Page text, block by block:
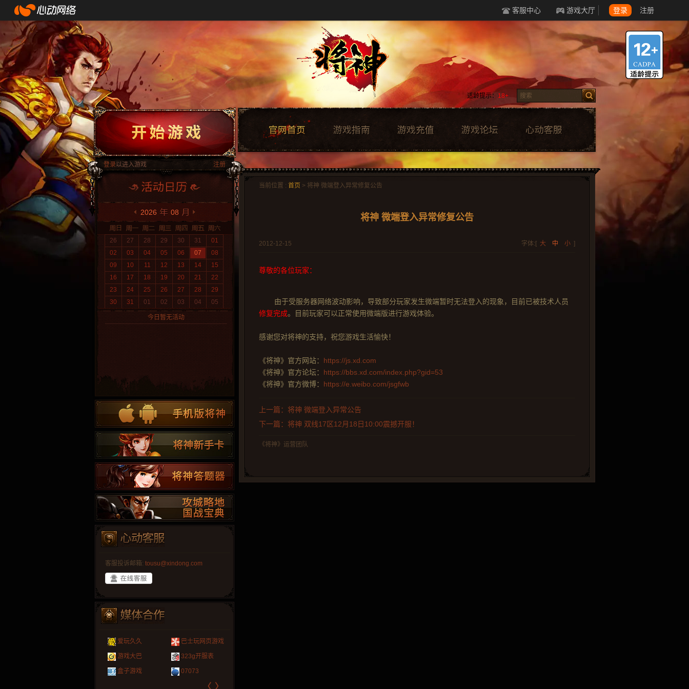
客服中心 游戏大厅 登录 注册
适龄提示： 18+
登录以进入游戏 注册
2026 08
26 27 28 29 30 31
01
02
03 04 05 06 07
08
09
10 11 12 13 14
15
16
17 18 19 20 21
22
23
24 25 26 27 28
29
30
31 01 02 03 04 05
今日暂无活动
客服投诉邮箱: tousu@xindong.com
265G 页游网
腾讯游戏 新浪游戏
新浪页游 网易游戏
〈 〉
当前位置 : 首页 > 将神 微端登入异常修复公告
将神 微端登入异常修复公告
2012-12-15 字体:[ 大 中 小 ]
尊敬的各位玩家：
由于受服务器网络波动影响，导致部分玩家发生微端暂时无法登入的现象，目前已被技术人员
修复完成。目前玩家可以正常使用微端版进行游戏体验。
感谢您对将神的支持，祝您游戏生活愉快！
《将神》官方网站： https://js.xd.com
《将神》官方论坛： https://bbs.xd.com/index.php?gid=53
《将神》官方微博： https://e.weibo.com/jsgfwb
上一篇：将神 微端登入异常公告
下一篇：将神 双线17区12月18日10:00震撼开服！
《将神》运营团队